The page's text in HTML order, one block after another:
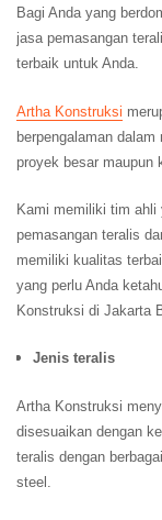
Bagi Anda yang
jasa pemasangan
terbaik untuk Anda.
Artha Konstruksi
berpengalaman
proyek besar maupun
Kami memiliki tim ahli
pemasangan teralis
memiliki kualitas
yang perlu Anda
Konstruksi di Jakarta
Jenis teralis
Artha Konstruksi
disesuaikan dengan
teralis dengan
steel.